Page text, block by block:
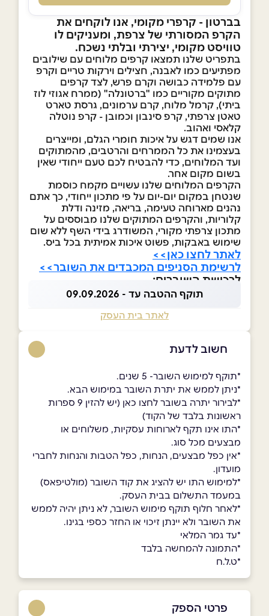
בברטון - קרפרי מקומי, אנו לוקחים את
הקרפ המסורתי של צרפת, ומעניקים לו
טוויסט מקומי, יצירתי ובלתי נשכח.
בתפריט שלנו תמצאו קרפים מלוחים עם שילובים
מפתיעים כמו לאבנה, חצילים וירקות טריים וקרפ
עם פלמידה כבושה וקרם פרש, לצד קרפים
מתוקים מקוריים כמו "ברטונלה" (ממרח אגוזי לוז
ביתי), קרמל מלוח, קרם ערמונים, גרסת טארט
טאטן צרפתי, קרפ סינבון וכמובן - קרפ נוטלה
קלאסי ואהוב.
אנו שמים דגש על איכות חומרי הגלם, ומייצרים
בעצמינו את כל הממרחים והרטבים, מהמתוקים
ועד המלוחים, כדי להבטיח לכם טעם ייחודי שאין
בשום מקום אחר.
הקרפים המלוחים שלנו עשויים מקמח כוסמת
שנטחן במקום יום-יום על פי מתכון ייחודי, כך אתם
נהנים מארוחה טעימה, בריאה, מזינה ודלת
קלוריות, והקרפים המתוקים שלנו מבוססים על
מתכון צרפתי מקורי, המשודרג בידי השף ללא שום
שימוש באבקות, פשוט איכות אמיתית בכל ביס.
לאתר לחצו כאן>>
לרשימת הסניפים המכבדים את השובר>>
לרכישת השוברים:
תוקף ההטבה עד - 09.09.2026
לאתר בית העסק
חשוב לדעת
*תוקף למימוש השובר- 5 שנים.
*ניתן לממש את יתרת השובר במימוש הבא.
*לבירור יתרה בשובר לחצו כאן (יש להזין 9 ספרות
ראשונות בלבד של הקוד)
*התו אינו תקף לארוחות עסקיות, משלוחים או
מבצעים מכל סוג.
*אין כפל מבצעים, הנחות, כפל הטבות והנחות לחברי
מועדון.
*למימוש התו יש להציג את קוד השובר (מולטיפאס)
במעמד התשלום בבית העסק.
*לאחר חלוף תוקף מימוש השובר, לא ניתן יהיה לממש
את השובר ולא יינתן זיכוי או החזר כספי בגינו.
*עד גמר המלאי
*התמונה להמחשה בלבד
*ט.ל.ח
פרטי הספק